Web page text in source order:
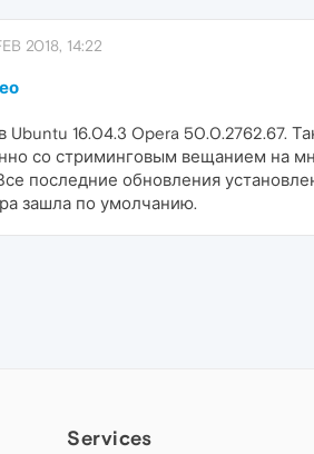
2018, 14:22
16.04.3 Opera 50.0.2762.67.
со стриминговым вещанием на
последние обновления
зашла по умолчанию.
Services